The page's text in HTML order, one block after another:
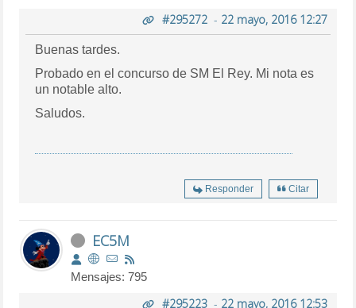
#295272- 22 mayo, 2016 12:27
Buenas tardes.
Probado en el concurso de SM El Rey. Mi nota es
un notable alto.
Saludos.
Responder Citar
EC5M
Mensajes: 795
#295223- 22 mayo, 2016 12:53